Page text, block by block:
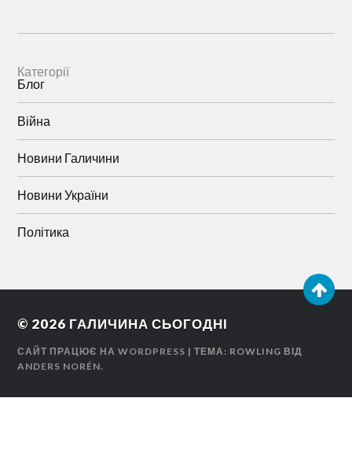
Категорії
Блог
Війна
Новини Галичини
Новини України
Політика
© 2026 ГАЛИЧИНА СЬОГОДНІ
САЙТ ПРАЦЮЄ НА WORDPRESS | ТЕМА: ROWLING ВІД
ANDERS NORÉN.